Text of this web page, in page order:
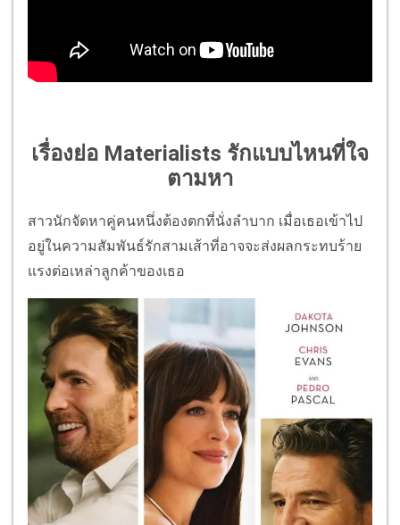
เรื่องย่อ Materialists รักแบบไหนที่ใจ
ตามหา
สาวนักจัดหาคู่คนหนึ่งต้องตกที่นั่งลำบาก เมื่อเธอเข้าไป
อยู่ในความสัมพันธ์รักสามเส้าที่อาจจะส่งผลกระทบร้าย
แรงต่อเหล่าลูกค้าของเธอ